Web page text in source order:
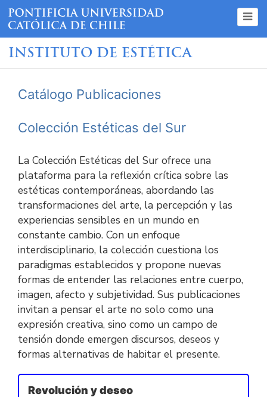
INSTITUTO DE ESTÉTICA
Catálogo Publicaciones
Colección Estéticas del Sur
La Colección Estéticas del Sur ofrece una
plataforma para la reflexión crítica sobre las
estéticas contemporáneas, abordando las
transformaciones del arte, la percepción y las
experiencias sensibles en un mundo en
constante cambio. Con un enfoque
interdisciplinario, la colección cuestiona los
paradigmas establecidos y propone nuevas
formas de entender las relaciones entre cuerpo,
imagen, afecto y subjetividad. Sus publicaciones
invitan a pensar el arte no solo como una
expresión creativa, sino como un campo de
tensión donde emergen discursos, deseos y
formas alternativas de habitar el presente.
Revolución y deseo